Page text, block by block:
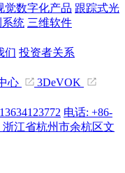
觉数字化产品 跟踪式光
系统 三维软件
们 投资者关系
心
3DeVOK
电话: +86-
浙江省杭州市余杭区文